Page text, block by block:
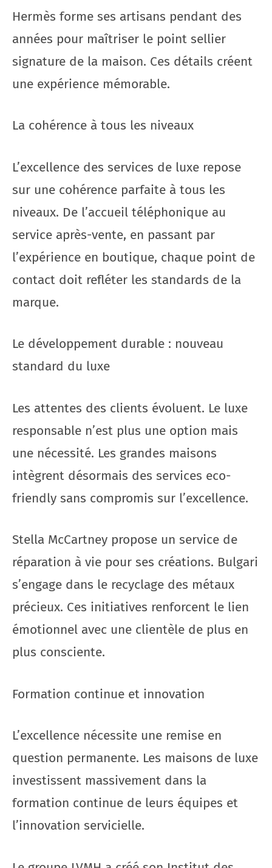
Hermès forme ses artisans pendant des
années pour maîtriser le point sellier
signature de la maison. Ces détails créent
une expérience mémorable.
La cohérence à tous les niveaux
L’excellence des services de luxe repose
sur une cohérence parfaite à tous les
niveaux. De l’accueil téléphonique au
service après-vente, en passant par
l’expérience en boutique, chaque point de
contact doit refléter les standards de la
marque.
Le développement durable : nouveau
standard du luxe
Les attentes des clients évoluent. Le luxe
responsable n’est plus une option mais
une nécessité. Les grandes maisons
intègrent désormais des services eco-
friendly sans compromis sur l’excellence.
Stella McCartney propose un service de
réparation à vie pour ses créations. Bulgari
s’engage dans le recyclage des métaux
précieux. Ces initiatives renforcent le lien
émotionnel avec une clientèle de plus en
plus consciente.
Formation continue et innovation
L’excellence nécessite une remise en
question permanente. Les maisons de luxe
investissent massivement dans la
formation continue de leurs équipes et
l’innovation servicielle.